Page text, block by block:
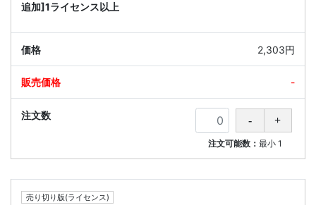
追加]1ライセンス以上
2,303円
-
注文可能数：最小 1
売り切り版(ライセンス)